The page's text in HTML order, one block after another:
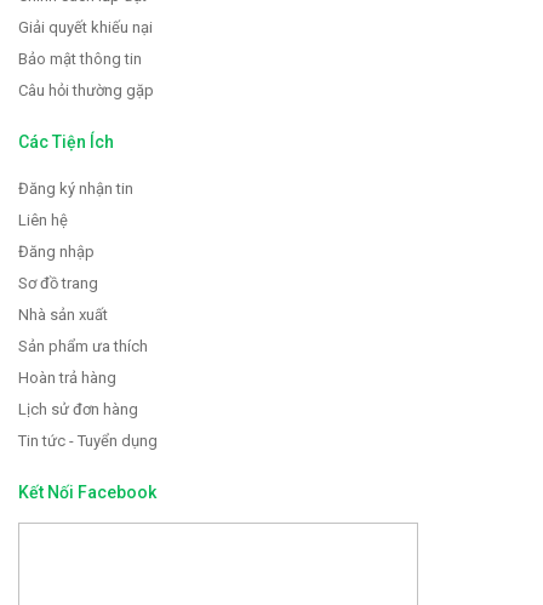
Giải quyết khiếu nại
Bảo mật thông tin
Câu hỏi thường gặp
Các Tiện Ích
Đăng ký nhận tin
Liên hệ
Đăng nhập
Sơ đồ trang
Nhà sản xuất
Sản phẩm ưa thích
Hoàn trả hàng
Lịch sử đơn hàng
Tin tức - Tuyển dụng
Kết Nối Facebook